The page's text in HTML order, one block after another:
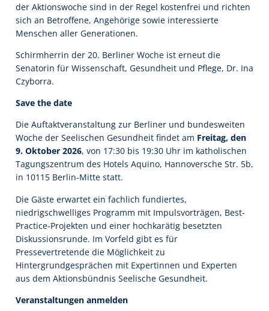
der Aktionswoche sind in der Regel kostenfrei und richten
sich an Betroffene, Angehörige sowie interessierte
Menschen aller Generationen.
Schirmherrin der 20. Berliner Woche ist erneut die
Senatorin für Wissenschaft, Gesundheit und Pflege, Dr. Ina
Czyborra.
Save the date
Die Auftaktveranstaltung zur Berliner und bundesweiten
Woche der Seelischen Gesundheit findet am Freitag, den
9. Oktober 2026, von 17:30 bis 19:30 Uhr im katholischen
Tagungszentrum des Hotels Aquino, Hannoversche Str. 5b,
in 10115 Berlin-Mitte statt.
Die Gäste erwartet ein fachlich fundiertes,
niedrigschwelliges Programm mit Impulsvorträgen, Best-
Practice-Projekten und einer hochkarätig besetzten
Diskussionsrunde. Im Vorfeld gibt es für
Pressevertretende die Möglichkeit zu
Hintergrundgesprächen mit Expertinnen und Experten
aus dem Aktionsbündnis Seelische Gesundheit.
Veranstaltungen anmelden